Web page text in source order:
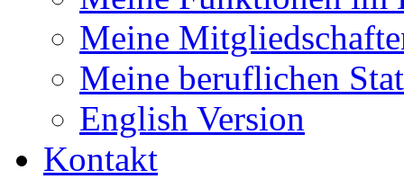
Meine
Meine beruflichen
English Version
Kontakt